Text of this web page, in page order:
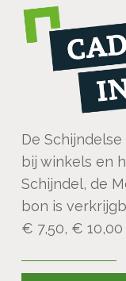
De
bij winkels en
Schijndel, de
bon is
€ 7,50, €